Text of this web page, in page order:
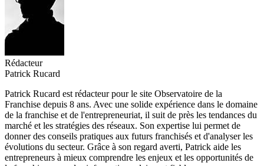
Rédacteur
Patrick Rucard
Patrick Rucard est rédacteur pour le site Observatoire de la
Franchise depuis 8 ans. Avec une solide expérience dans le domaine
de la franchise et de l'entrepreneuriat, il suit de près les tendances du
marché et les stratégies des réseaux. Son expertise lui permet de
donner des conseils pratiques aux futurs franchisés et d'analyser les
évolutions du secteur. Grâce à son regard averti, Patrick aide les
entrepreneurs à mieux comprendre les enjeux et les opportunités de